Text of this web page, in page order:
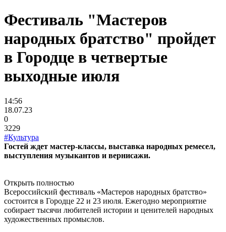
Фестиваль "Мастеров
народных братство" пройдет
в Городце в четвертые
выходные июля
14:56
18.07.23
0
3229
#Культура
Гостей ждет мастер-классы, выставка народных ремесел,
выступления музыкантов и вернисажи.
Открыть полностью
Всероссийский фестиваль «Мастеров народных братство»
состоится в Городце 22 и 23 июля. Ежегодно мероприятие
собирает тысячи любителей истории и ценителей народных
художественных промыслов.